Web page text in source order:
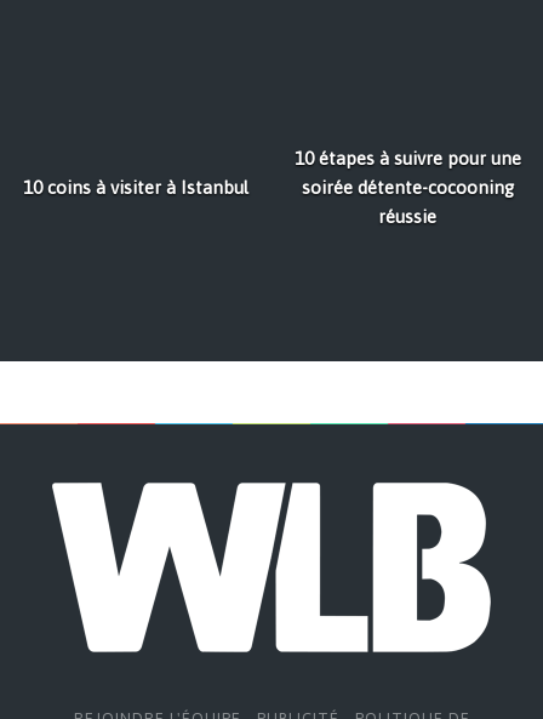
10 coins à visiter à Istanbul
10 étapes à suivre pour une
soirée détente-cocooning
réussie